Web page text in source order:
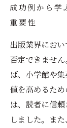
成功例から学
重要性
出版業界にお
否定できませ
ば、小学館や
値を高めるた
は、読者に信
しました。ま